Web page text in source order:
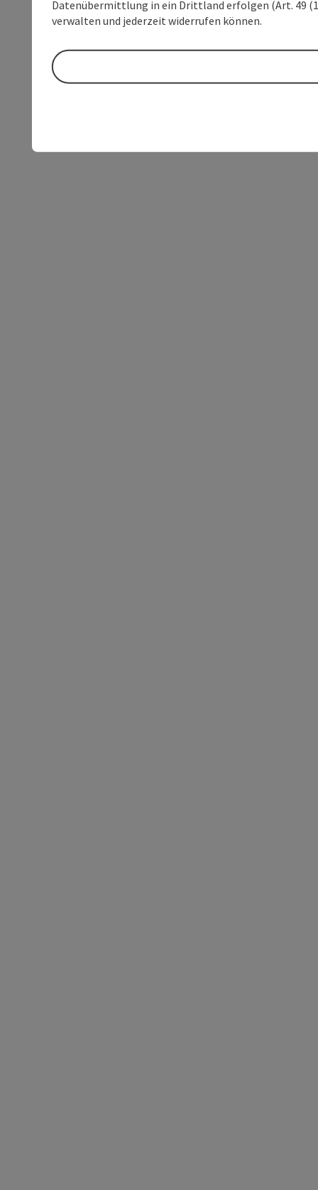
Datenübermittlung in ein Drittland erfolgen (Art. 49
verwalten und jederzeit widerrufen können.